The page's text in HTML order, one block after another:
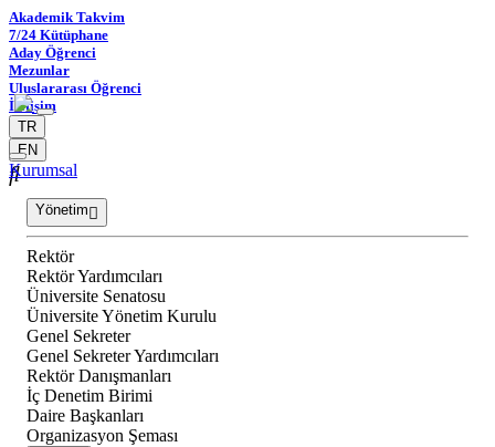
Akademik Takvim
7/24 Kütüphane
Aday Öğrenci
Mezunlar
Uluslararası Öğrenci
İletişim
TR
EN
Kurumsal
Yönetim
Rektör
Rektör Yardımcıları
Üniversite Senatosu
Üniversite Yönetim Kurulu
Genel Sekreter
Genel Sekreter Yardımcıları
Rektör Danışmanları
İç Denetim Birimi
Daire Başkanları
Organizasyon Şeması